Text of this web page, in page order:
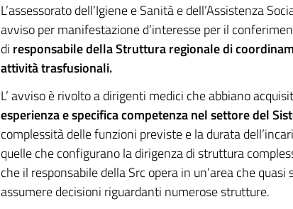
L’assessorato dell’Igiene e Sanità e dell’Assistenza
avviso per manifestazione d’interesse per il
di responsabile della Struttura regionale di
attività trasfusionali.
L’ avviso è rivolto a dirigenti medici che abbiano
esperienza e specifica competenza nel settore del
complessità delle funzioni previste e la durata
quelle che configurano la dirigenza di struttura
che il responsabile della Src opera in un’area che quasi
assumere decisioni riguardanti numerose strutture.